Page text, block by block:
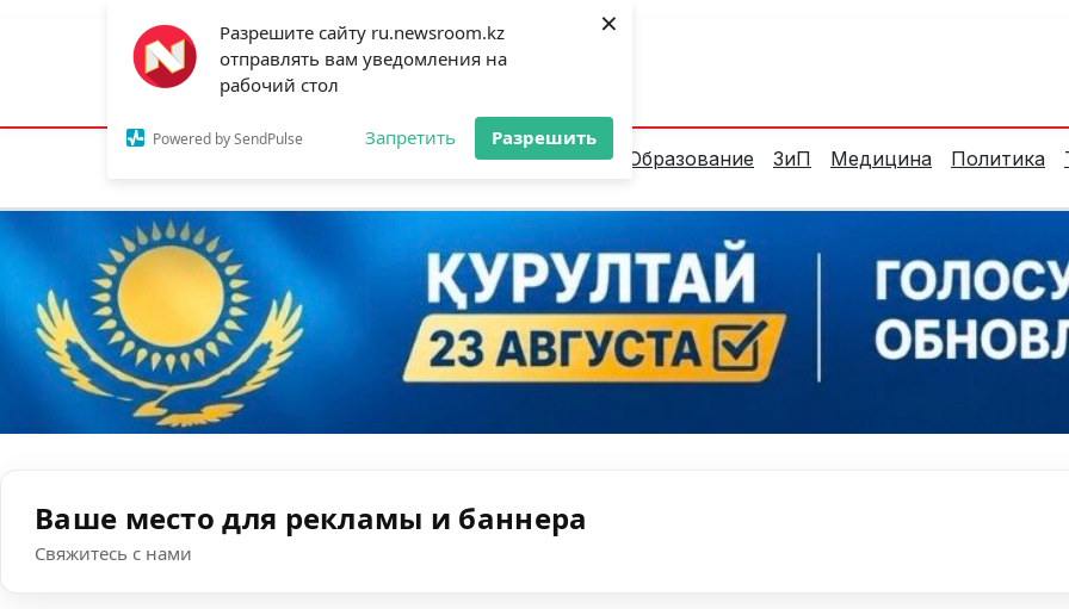
Разрешите сайту ru.newsroom.kz
отправлять вам уведомления на
рабочий стол
Powered by SendPulse Запретить Разрешить
×
Астана:24°C Алматы:33°C Шымкент:
Новости Аналитика Образование ЗиП Медицина Политика
Ваше место для рекламы и баннера
Свяжитесь с нами